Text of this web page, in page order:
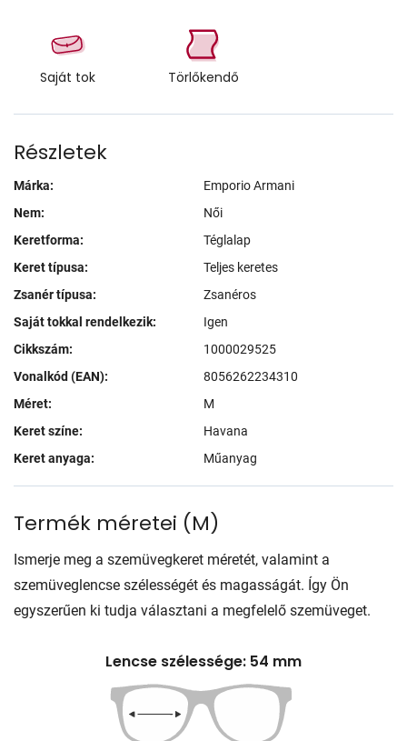
Saját tok Törlőkendő
Részletek
Márka:
Emporio Armani
Nem:
Női
Keretforma:
Téglalap
Keret típusa:
Teljes keretes
Zsanér típusa:
Zsanéros
Saját tokkal rendelkezik:
Igen
Cikkszám:
1000029525
Vonalkód (EAN):
8056262234310
Méret:
M
Keret színe:
Havana
Keret anyaga:
Műanyag
Termék méretei (M)
Ismerje meg a szemüvegkeret méretét, valamint a
szemüveglencse szélességét és magasságát. Így Ön
egyszerűen ki tudja választani a megfelelő szemüveget.
Lencse szélessége: 54 mm